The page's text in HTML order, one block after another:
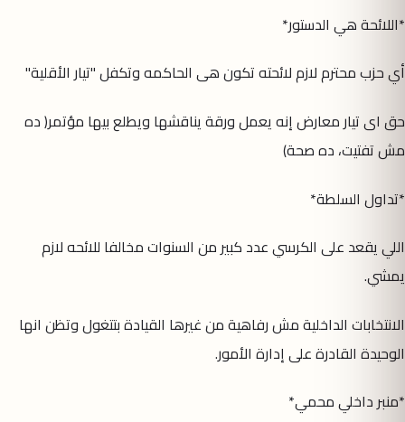
*اللائحة هي الدستور*
أي حزب محترم لازم لائحته تكون هى الحاكمه وتكفل "تيار الأقلية"
حق اى تيار معارض إنه يعمل ورقة يناقشها ويطلع بيها مؤتمر( ده
مش تفتيت، ده صحة)
*تداول السلطة*
اللي يقعد على الكرسي عدد كبير من السنوات مخالفا للائحه لازم
يمشي.
الانتخابات الداخلية مش رفاهية من غيرها القيادة بتتغول وتظن انها
الوحيدة القادرة على إدارة الأمور.
*منبر داخلي محمي*